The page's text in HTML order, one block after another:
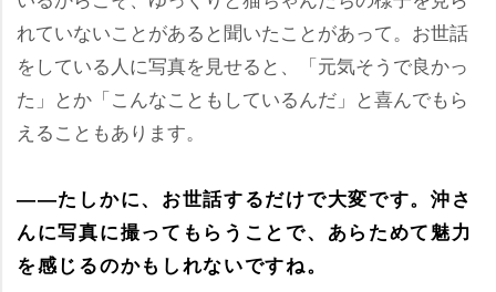
れていないことがあると聞いたことがあって。お世話
をしている人に写真を見せると、「元気そうで良かっ
た」とか「こんなこともしているんだ」と喜んでもら
えることもあります。
――たしかに、お世話するだけで大変です。沖さ
んに写真に撮ってもらうことで、あらためて魅力
を感じるのかもしれないですね。